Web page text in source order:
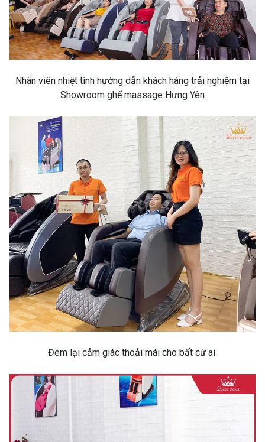
Nhân viên nhiệt tình hướng dẫn khách hàng trải nghiệm tại
Showroom ghế massage Hưng Yên
Đem lại cảm giác thoải mái cho bất cứ ai